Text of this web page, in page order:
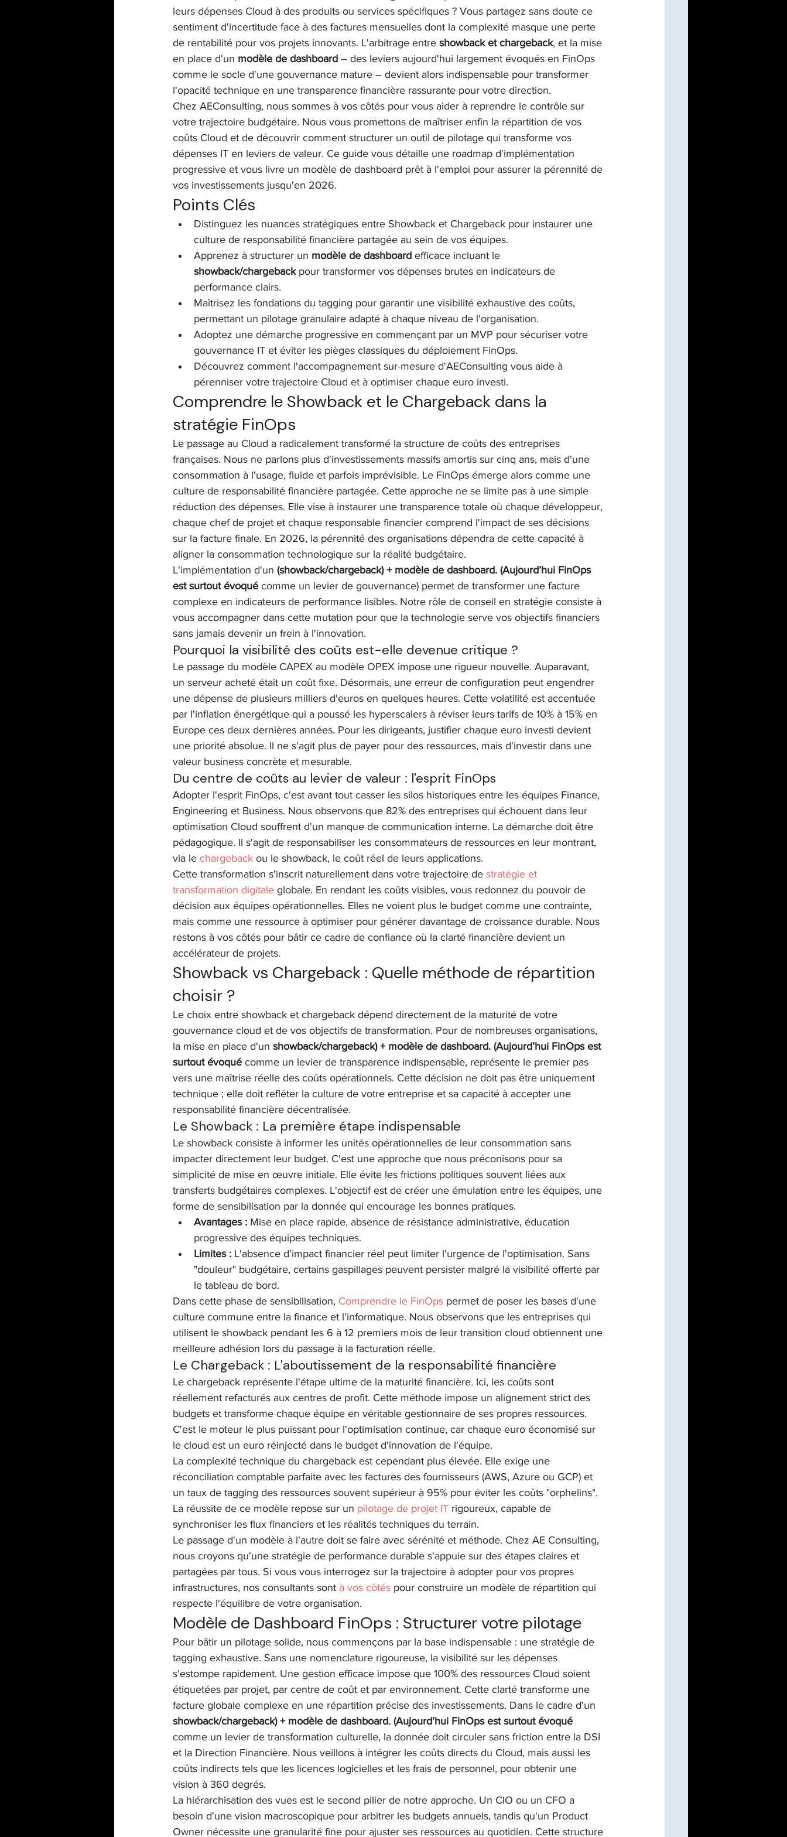
ITSM / Service Management Change & adoption M&A / intégration IT Gestion de programme/PMO
leurs dépenses Cloud à des produits ou services spécifiques ? Vous partagez sans doute ce
sentiment d'incertitude face à des factures mensuelles dont la complexité masque une perte
de rentabilité pour vos projets innovants. L'arbitrage entre showback et chargeback, et la mise
en place d'un modèle de dashboard – des leviers aujourd'hui largement évoqués en FinOps
comme le socle d'une gouvernance mature – devient alors indispensable pour transformer
l'opacité technique en une transparence financière rassurante pour votre direction.
Chez AEConsulting, nous sommes à vos côtés pour vous aider à reprendre le contrôle sur
votre trajectoire budgétaire. Nous vous promettons de maîtriser enfin la répartition de vos
coûts Cloud et de découvrir comment structurer un outil de pilotage qui transforme vos
dépenses IT en leviers de valeur. Ce guide vous détaille une roadmap d'implémentation
progressive et vous livre un modèle de dashboard prêt à l'emploi pour assurer la pérennité de
vos investissements jusqu'en 2026.
Points Clés
Distinguez les nuances stratégiques entre Showback et Chargeback pour instaurer une
culture de responsabilité financière partagée au sein de vos équipes.
Apprenez à structurer un modèle de dashboard efficace incluant le
showback/chargeback pour transformer vos dépenses brutes en indicateurs de
performance clairs.
Maîtrisez les fondations du tagging pour garantir une visibilité exhaustive des coûts,
permettant un pilotage granulaire adapté à chaque niveau de l'organisation.
Adoptez une démarche progressive en commençant par un MVP pour sécuriser votre
gouvernance IT et éviter les pièges classiques du déploiement FinOps.
Découvrez comment l'accompagnement sur-mesure d'AEConsulting vous aide à
pérenniser votre trajectoire Cloud et à optimiser chaque euro investi.
Comprendre le Showback et le Chargeback dans la
stratégie FinOps
Le passage au Cloud a radicalement transformé la structure de coûts des entreprises
françaises. Nous ne parlons plus d'investissements massifs amortis sur cinq ans, mais d'une
consommation à l'usage, fluide et parfois imprévisible. Le FinOps émerge alors comme une
culture de responsabilité financière partagée. Cette approche ne se limite pas à une simple
réduction des dépenses. Elle vise à instaurer une transparence totale où chaque développeur,
chaque chef de projet et chaque responsable financier comprend l'impact de ses décisions
sur la facture finale. En 2026, la pérennité des organisations dépendra de cette capacité à
aligner la consommation technologique sur la réalité budgétaire.
L'implémentation d'un (showback/chargeback) + modèle de dashboard. (Aujourd’hui FinOps
est surtout évoqué comme un levier de gouvernance) permet de transformer une facture
complexe en indicateurs de performance lisibles. Notre rôle de conseil en stratégie consiste à
vous accompagner dans cette mutation pour que la technologie serve vos objectifs financiers
sans jamais devenir un frein à l'innovation.
Pourquoi la visibilité des coûts est-elle devenue critique ?
Le passage du modèle CAPEX au modèle OPEX impose une rigueur nouvelle. Auparavant,
un serveur acheté était un coût fixe. Désormais, une erreur de configuration peut engendrer
une dépense de plusieurs milliers d'euros en quelques heures. Cette volatilité est accentuée
par l'inflation énergétique qui a poussé les hyperscalers à réviser leurs tarifs de 10% à 15% en
Europe ces deux dernières années. Pour les dirigeants, justifier chaque euro investi devient
une priorité absolue. Il ne s'agit plus de payer pour des ressources, mais d'investir dans une
valeur business concrète et mesurable.
Du centre de coûts au levier de valeur : l'esprit FinOps
Adopter l'esprit FinOps, c'est avant tout casser les silos historiques entre les équipes Finance,
Engineering et Business. Nous observons que 82% des entreprises qui échouent dans leur
optimisation Cloud souffrent d'un manque de communication interne. La démarche doit être
pédagogique. Il s'agit de responsabiliser les consommateurs de ressources en leur montrant,
via le chargeback ou le showback, le coût réel de leurs applications.
Cette transformation s'inscrit naturellement dans votre trajectoire de stratégie et
transformation digitale globale. En rendant les coûts visibles, vous redonnez du pouvoir de
décision aux équipes opérationnelles. Elles ne voient plus le budget comme une contrainte,
mais comme une ressource à optimiser pour générer davantage de croissance durable. Nous
restons à vos côtés pour bâtir ce cadre de confiance où la clarté financière devient un
accélérateur de projets.
Showback vs Chargeback : Quelle méthode de répartition
choisir ?
Le choix entre showback et chargeback dépend directement de la maturité de votre
gouvernance cloud et de vos objectifs de transformation. Pour de nombreuses organisations,
la mise en place d'un showback/chargeback) + modèle de dashboard. (Aujourd’hui FinOps est
surtout évoqué comme un levier de transparence indispensable, représente le premier pas
vers une maîtrise réelle des coûts opérationnels. Cette décision ne doit pas être uniquement
technique ; elle doit refléter la culture de votre entreprise et sa capacité à accepter une
responsabilité financière décentralisée.
Le Showback : La première étape indispensable
Le showback consiste à informer les unités opérationnelles de leur consommation sans
impacter directement leur budget. C'est une approche que nous préconisons pour sa
simplicité de mise en œuvre initiale. Elle évite les frictions politiques souvent liées aux
transferts budgétaires complexes. L'objectif est de créer une émulation entre les équipes, une
forme de sensibilisation par la donnée qui encourage les bonnes pratiques.
Avantages : Mise en place rapide, absence de résistance administrative, éducation
progressive des équipes techniques.
Limites : L'absence d'impact financier réel peut limiter l'urgence de l'optimisation. Sans
"douleur" budgétaire, certains gaspillages peuvent persister malgré la visibilité offerte par
le tableau de bord.
Dans cette phase de sensibilisation, Comprendre le FinOps permet de poser les bases d'une
culture commune entre la finance et l'informatique. Nous observons que les entreprises qui
utilisent le showback pendant les 6 à 12 premiers mois de leur transition cloud obtiennent une
meilleure adhésion lors du passage à la facturation réelle.
Le Chargeback : L'aboutissement de la responsabilité financière
Le chargeback représente l'étape ultime de la maturité financière. Ici, les coûts sont
réellement refacturés aux centres de profit. Cette méthode impose un alignement strict des
budgets et transforme chaque équipe en véritable gestionnaire de ses propres ressources.
C'est le moteur le plus puissant pour l'optimisation continue, car chaque euro économisé sur
le cloud est un euro réinjecté dans le budget d'innovation de l'équipe.
La complexité technique du chargeback est cependant plus élevée. Elle exige une
réconciliation comptable parfaite avec les factures des fournisseurs (AWS, Azure ou GCP) et
un taux de tagging des ressources souvent supérieur à 95% pour éviter les coûts "orphelins".
La réussite de ce modèle repose sur un pilotage de projet IT rigoureux, capable de
synchroniser les flux financiers et les réalités techniques du terrain.
Le passage d'un modèle à l'autre doit se faire avec sérénité et méthode. Chez AE Consulting,
nous croyons qu'une stratégie de performance durable s'appuie sur des étapes claires et
partagées par tous. Si vous vous interrogez sur la trajectoire à adopter pour vos propres
infrastructures, nos consultants sont à vos côtés pour construire un modèle de répartition qui
respecte l'équilibre de votre organisation.
Modèle de Dashboard FinOps : Structurer votre pilotage
Pour bâtir un pilotage solide, nous commençons par la base indispensable : une stratégie de
tagging exhaustive. Sans une nomenclature rigoureuse, la visibilité sur les dépenses
s'estompe rapidement. Une gestion efficace impose que 100% des ressources Cloud soient
étiquetées par projet, par centre de coût et par environnement. Cette clarté transforme une
facture globale complexe en une répartition précise des investissements. Dans le cadre d'un
showback/chargeback) + modèle de dashboard. (Aujourd’hui FinOps est surtout évoqué
comme un levier de transformation culturelle, la donnée doit circuler sans friction entre la DSI
et la Direction Financière. Nous veillons à intégrer les coûts directs du Cloud, mais aussi les
coûts indirects tels que les licences logicielles et les frais de personnel, pour obtenir une
vision à 360 degrés.
La hiérarchisation des vues est le second pilier de notre approche. Un CIO ou un CFO a
besoin d'une vision macroscopique pour arbitrer les budgets annuels, tandis qu'un Product
Owner nécessite une granularité fine pour ajuster ses ressources au quotidien. Cette structure